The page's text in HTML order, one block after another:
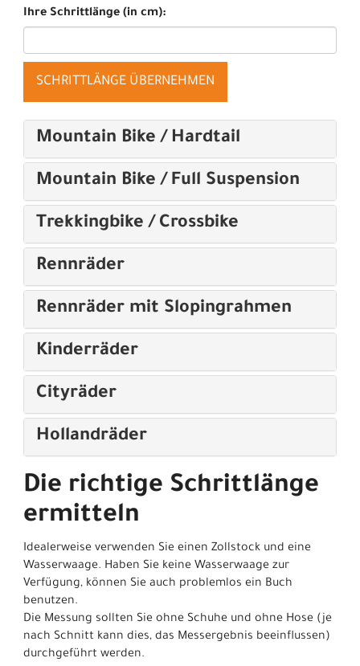
Ihre Schrittlänge (in cm):
SCHRITTLÄNGE ÜBERNEHMEN
Mountain Bike / Hardtail
Mountain Bike / Full Suspension
Trekkingbike / Crossbike
Rennräder
Rennräder mit Slopingrahmen
Kinderräder
Cityräder
Hollandräder
Die richtige Schrittlänge
ermitteln
Idealerweise verwenden Sie einen Zollstock und eine
Wasserwaage. Haben Sie keine Wasserwaage zur
Verfügung, können Sie auch problemlos ein Buch
benutzen.
Die Messung sollten Sie ohne Schuhe und ohne Hose (je
nach Schnitt kann dies, das Messergebnis beeinflussen)
durchgeführt werden.